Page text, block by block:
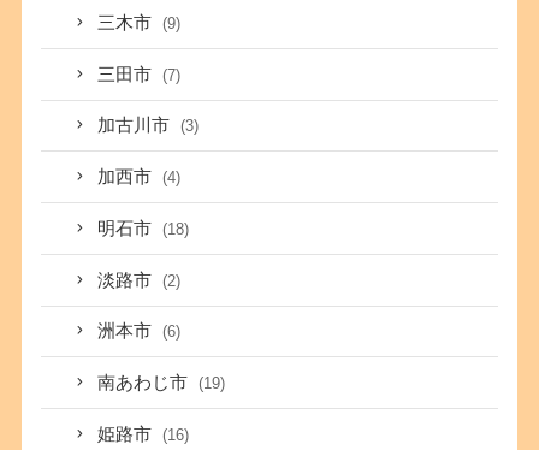
三木市 (9)
三田市 (7)
加古川市 (3)
加西市 (4)
明石市 (18)
淡路市 (2)
洲本市 (6)
南あわじ市 (19)
姫路市 (16)